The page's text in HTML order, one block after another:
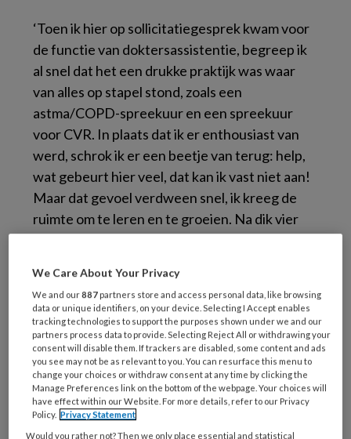
‘Toen ik hier op sollicitatiegesprek kwam voor
de functie van doktersassistentie, begreep ik
al snel dat het een drukke praktijk was waar
van alles op stapel stond, zoals een
astma/COPD-spreekuur en een spreekuur
voor CVR. In plaats dat ik er enthousiast van
werd, schrok ik er een beetje van terug: help,
wat gebeurt hier veel, dat kan ik vast niet aan!
Maar dat gevoel verdween snel, ik kreeg de
ruimte om te leren en te groeien. Na dik vier
jaar assistente begon het te kriebelen. Als
had behoefte aan meer verdieping, aan het
opbouwen van meer kennis. Toen onze
praktijkondersteuner parttime wilde gaan
werken, was dat voor mij een prima kans om die
ambitie waar te maken. Nu volg ik sinds een
paar maanden de POH-opleiding in Nijmegen,
die twee jaar duurt. De combinatie van werk
en studie valt me mee qua drukte, ik kan beide
We Care About Your Privacy
We and our887 partners store and access personal data, like browsing
data or unique identifiers, on your device. Selecting I Accept enables
tracking technologies to support the purposes shown under we and our
partners process data to provide. Selecting Reject All or withdrawing your
consent will disable them. If trackers are disabled, some content and ads
you see may not be as relevant to you. You can resurface this menu to
change your choices or withdraw consent at any time by clicking the
Manage Preferences link on the bottom of the webpage. Your choices will
have effect within our Website. For more details, refer to our Privacy
Policy. Privacy Statement
Would you rather not? Then we only place essential and statistical